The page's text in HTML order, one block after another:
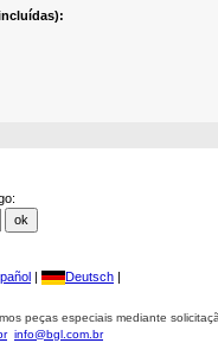
| Deutsch |
peças especiais mediante
info@bgl.com.br